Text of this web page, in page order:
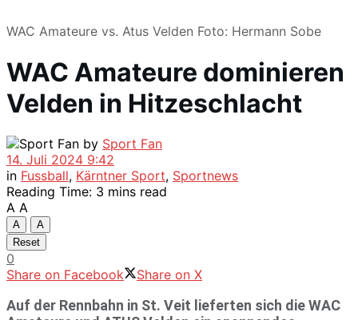
WAC Amateure vs. Atus Velden Foto: Hermann Sobe
WAC Amateure dominieren
Velden in Hitzeschlacht
by Sport Fan
14. Juli 2024 9:42
in Fussball, Kärntner Sport, Sportnews
Reading Time: 3 mins read
A A
A
A
Reset
0
Share on Facebook
Share on X
Auf der Rennbahn in St. Veit lieferten sich die WAC